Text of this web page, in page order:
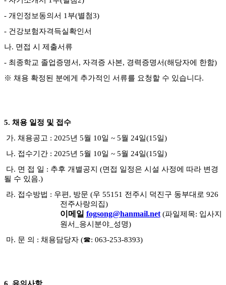
- 개인정보동의서 1 부(별첨3)
- 건강보험자격득실확인서
나. 면접 시 제출서류
- 최종학교 졸업증명서 , 자격증 사본, 경력증명서(해당자에 한함)
※ 채용 확정된 분에게 추가적인 서류를 요청할 수 있습니다.
5. 채용 일정 및 접수
가. 채용공고 : 2025년 5월 10일 ~ 5월 24일(15일)
나. 접수기간 : 2025년 5월 10일 ~ 5월 24일(15일)
다. 면 접 일 : 추후 개별공지 (면접 일정은 시설 사정에 따라 변경
될 수 있음.)
라. 접수방법 : 우편 , 방문 (우 55151 전주시 덕진구 동부대로 926
전주사랑의집)
이메일 fogsong@hanmail.net (파일제목: 입사지
원서
응시분야_ 성명)
마. 문 의 : 채용담당자 (☎: 063-253-8393)